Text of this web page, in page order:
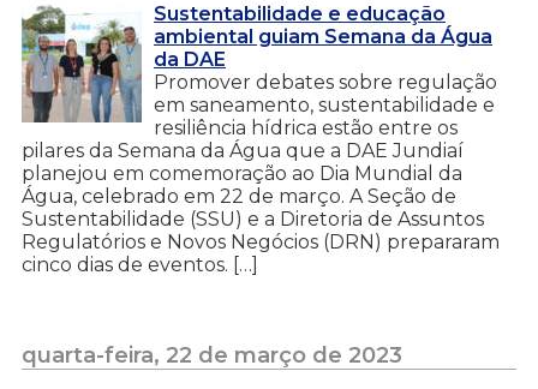
Sustentabilidade e educação
ambiental guiam Semana da Água
da DAE
Promover debates sobre regulação
em saneamento, sustentabilidade e
resiliência hídrica estão entre os
pilares da Semana da Água que a DAE Jundiaí
planejou em comemoração ao Dia Mundial da
Água, celebrado em 22 de março. A Seção de
Sustentabilidade (SSU) e a Diretoria de Assuntos
Regulatórios e Novos Negócios (DRN) prepararam
cinco dias de eventos. […]
quarta-feira, 22 de março de 2023